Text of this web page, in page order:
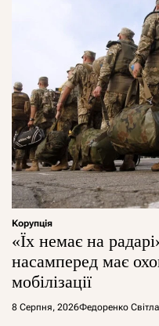
Корупція
«Їх немає на
насамперед має
мобілізації
8 Серпня, 2026Федоренко